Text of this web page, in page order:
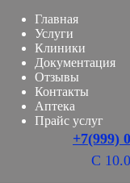
Главная
Услуги
Клиники
Документация
Отзывы
Контакты
Аптека
Прайс услуг
+7(999)
С